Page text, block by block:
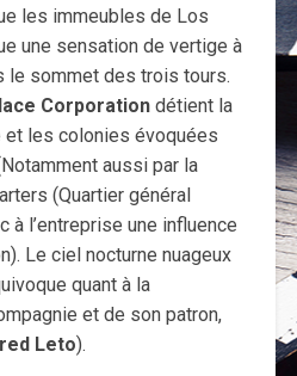
les immeubles de Los
une sensation de vertige à
le sommet des trois tours.
Corporationdétient la
les colonies évoquées
aussi par la
(Quartier général
à l’entreprise une influence
Le ciel nocturne nuageux
quant à la
et de son patron,
Leto).